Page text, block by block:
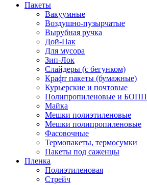
Пакеты
Вакуумные
Воздушно-пузырчатые
Вырубная ручка
Дой-Пак
Для мусора
Зип-Лок
Слайдеры (с бегунком)
Крафт пакеты (бумажные)
Курьерские и почтовые
Полипропиленовые и БОПП
Майка
Мешки полиэтиленовые
Мешки полипропиленовые
Фасовочные
Термопакеты, термосумки
Пакеты под саженцы
Пленка
Полиэтиленовая
Стрейч